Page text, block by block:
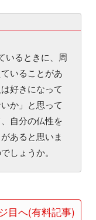
いるときに、周
いることがあ
好きになって
か」と思って
自分の仏性を
あると思いま
しょうか。
目へ(有料記事)